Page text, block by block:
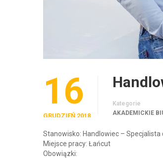
16
GRUDZIEŃ 2018
Kategorie
AKADEMICKIE
Stanowisko: Handlowiec – Specjalista
Miejsce pracy: Łańcut
Obowiązki: